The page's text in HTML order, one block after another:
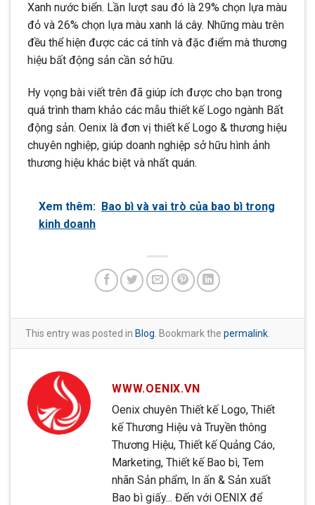
Xanh nước biển. Lần lượt sau đó là 29% chọn lựa màu
đỏ và 26% chọn lựa màu xanh lá cây. Những màu trên
đều thể hiện được các cá tính và đặc điểm mà thương
hiệu bất động sản cần sở hữu.
Hy vọng bài viết trên đã giúp ích được cho bạn trong
quá trình tham khảo các mẫu thiết kế Logo ngành Bất
động sản. Oenix là đơn vị thiết kế Logo & thương hiệu
chuyên nghiệp, giúp doanh nghiệp sở hữu hình ảnh
thương hiệu khác biệt và nhất quán.
Xem thêm: Bao bì và vai trò của bao bì trong
kinh doanh
This entry was posted in Blog . Bookmark the permalink
WWW.OENIX.VN
Oenix chuyên Thiết kế Logo, Thiết
kế Thương Hiệu và Truyền thông
Thương Hiệu, Thiết kế Quảng Cáo,
Marketing, Thiết kế Bao bì, Tem
nhãn Sản phẩm, In ấn & Sản xuất
Bao bì giấy... Đến với OENIX để